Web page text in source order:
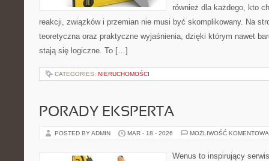
również dla każdego, kto
reakcji, związków i przemian nie musi być skomplikowany. Na
teoretyczna oraz praktyczne wyjaśnienia, dzięki którym nawet
stają się logiczne. To […]
CATEGORIES: NIERUCHOMOŚCI
PORADY EKSPERTA
POSTED BY ADMIN MAR - 18 - 2026 MOŻLIWOŚĆ
Wenus to inspirujący